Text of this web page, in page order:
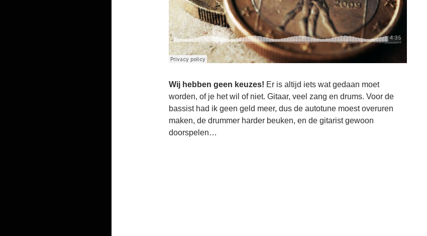
Wij hebben geen keuzes! Er is altijd iets wat gedaan moet
worden, of je het wil of niet. Gitaar, veel zang en drums. Voor de
bassist had ik geen geld meer, dus de autotune moest overuren
maken, de drummer harder beuken, en de gitarist gewoon
doorspelen…